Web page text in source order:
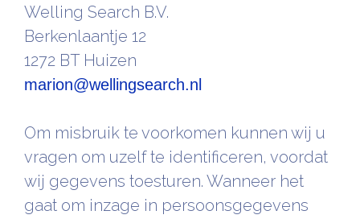
Welling Search B.V.
Berkenlaantje 12
1272 BT Huizen
marion@wellingsearch.nl
Om misbruik te voorkomen kunnen wij u
vragen om uzelf te identificeren, voordat
wij gegevens toesturen. Wanneer het
gaat om inzage in persoonsgegevens